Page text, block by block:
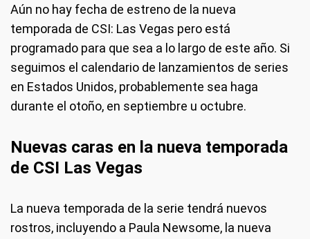
Aún no hay fecha de estreno de la nueva
temporada de CSI: Las Vegas pero está
programado para que sea a lo largo de este año. Si
seguimos el calendario de lanzamientos de series
en Estados Unidos, probablemente sea haga
durante el otoño, en septiembre u octubre.
Nuevas caras en la nueva temporada
de CSI Las Vegas
La nueva temporada de la serie tendrá nuevos
rostros, incluyendo a Paula Newsome, la nueva